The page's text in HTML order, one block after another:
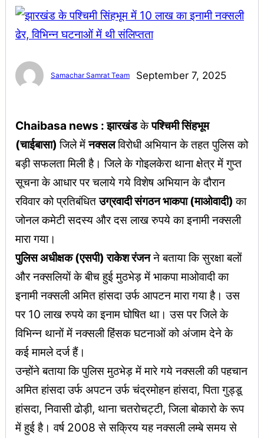
Samachar Samrat Team September 7, 2025
Chaibasa news : झारखंडकेपश्चिमी सिंहभूम
(चाईबासा)जिले मेंनक्सलविरोधी अभियान के तहत पुलिस को
बड़ी सफलता मिली है। जिले के गोइलकेरा थाना क्षेत्र में गुप्त
सूचना के आधार पर चलाये गये विशेष अभियान के दौरान
रविवार को प्रतिबंधितउग्रवादी संगठन भाकपा (माओवादी)का
जोनल कमेटी सदस्य और दस लाख रुपये का इनामी नक्सली
मारा गया।
पुलिस अधीक्षक (एसपी) राकेश रंजनने बताया कि सुरक्षा बलों
और नक्सलियों के बीच हुई मुठभेड़ में भाकपा माओवादी का
इनामी नक्सली अमित हांसदा उर्फ आपटन मारा गया है। उस
पर 10 लाख रुपये का इनाम घोषित था। उस पर जिले के
विभिन्न थानों में नक्सली हिंसक घटनाओं को अंजाम देने के
कई मामले दर्ज हैं।
उन्होंने बताया कि पुलिस मुठभेड़ में मारे गये नक्सली की पहचान
अमित हांसदा उर्फ अपटन उर्फ चंद्रमोहन हांसदा, पिता गुड्डू
हांसदा, निवासी ढोड़ी, थाना चतरोचट्टी, जिला बोकारो के रूप
में हुई है। वर्ष 2008 से सक्रिय यह नक्सली लम्बे समय से